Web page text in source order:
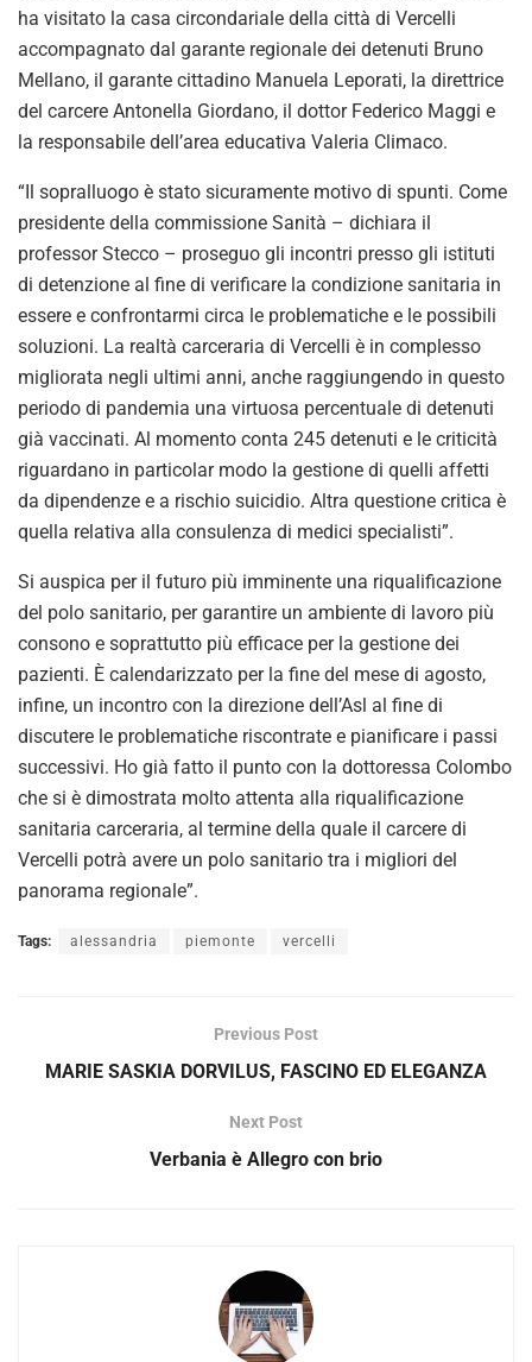
ha visitato la casa circondariale della città di Vercelli
accompagnato dal garante regionale dei detenuti Bruno
Mellano, il garante cittadino Manuela Leporati, la direttrice
del carcere Antonella Giordano, il dottor Federico Maggi e
la responsabile dell’area educativa Valeria Climaco.
“Il sopralluogo è stato sicuramente motivo di spunti. Come
presidente della commissione Sanità – dichiara il
professor Stecco – proseguo gli incontri presso gli istituti
di detenzione al fine di verificare la condizione sanitaria in
essere e confrontarmi circa le problematiche e le possibili
soluzioni. La realtà carceraria di Vercelli è in complesso
migliorata negli ultimi anni, anche raggiungendo in questo
periodo di pandemia una virtuosa percentuale di detenuti
già vaccinati. Al momento conta 245 detenuti e le criticità
riguardano in particolar modo la gestione di quelli affetti
da dipendenze e a rischio suicidio. Altra questione critica è
quella relativa alla consulenza di medici specialisti”.
Si auspica per il futuro più imminente una riqualificazione
del polo sanitario, per garantire un ambiente di lavoro più
consono e soprattutto più efficace per la gestione dei
pazienti. È calendarizzato per la fine del mese di agosto,
infine, un incontro con la direzione dell’Asl al fine di
discutere le problematiche riscontrate e pianificare i passi
successivi. Ho già fatto il punto con la dottoressa Colombo
che si è dimostrata molto attenta alla riqualificazione
sanitaria carceraria, al termine della quale il carcere di
Vercelli potrà avere un polo sanitario tra i migliori del
panorama regionale”.
Tags: alessandria piemonte vercelli
Previous Post
MARIE SASKIA DORVILUS, FASCINO ED ELEGANZA
Next Post
Verbania è Allegro con brio